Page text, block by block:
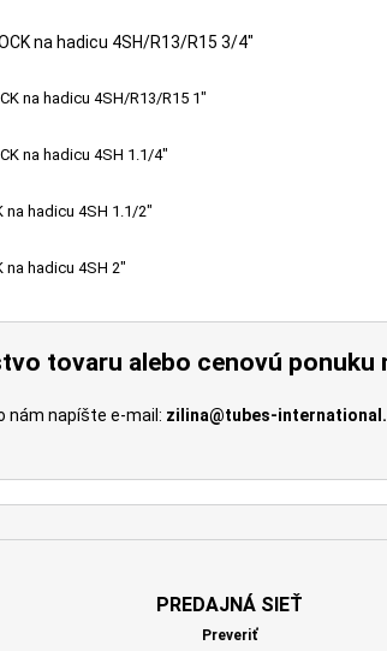
na hadicu 4SH/R13/R15 3/4"
na hadicu 4SH/R13/R15 1"
na hadicu 4SH 1.1/4"
na hadicu 4SH 1.1/2"
na hadicu 4SH 2"
tovaru alebo cenovú ponuku
nám napíšte e-mail: zilina@tubes-
PREDAJNÁ SIEŤ
Preveriť